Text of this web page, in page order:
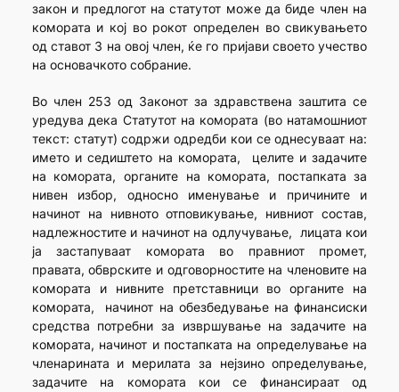
закон и предлогот на статутот може да биде член на
комората и кој во рокот определен во свикувањето
од ставот 3 на овој член, ќе го пријави своето учество
на основачкото собрание.
Во член 253 од Законот за здравствена заштита се
уредува дека Статутот на комората (во натамошниот
текст: статут) содржи одредби кои се однесуваат на:
името и седиштето на комората, целите и задачите
на комората, органите на комората, постапката за
нивен избор, односно именување и причините и
начинот на нивното отповикување, нивниот состав,
надлежностите и начинот на одлучување, лицата кои
ја застапуваат комората во правниот промет,
правата, обврските и одговорностите на членовите на
комората и нивните претставници во органите на
комората, начинот на обезбедување на финансиски
средства потребни за извршување на задачите на
комората, начинот и постапката на определување на
членарината и мерилата за нејзино определување,
задачите на комората кои се финансираат од